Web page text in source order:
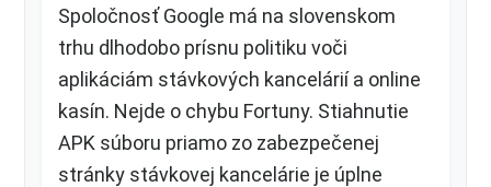
Spoločnosť Google má na slovenskom
trhu dlhodobo prísnu politiku voči
aplikáciám stávkových kancelárií a online
kasín. Nejde o chybu Fortuny. Stiahnutie
APK súboru priamo zo zabezpečenej
stránky stávkovej kancelárie je úplne